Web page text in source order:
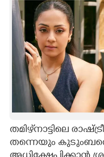
INFO+
ART
ASTRO
CARTOONS
LITERATURE
തമിഴ്‌നാട്ടിലെ
തന്നെയും